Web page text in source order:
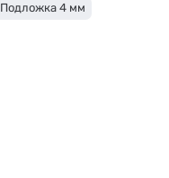
Подложка 4 мм